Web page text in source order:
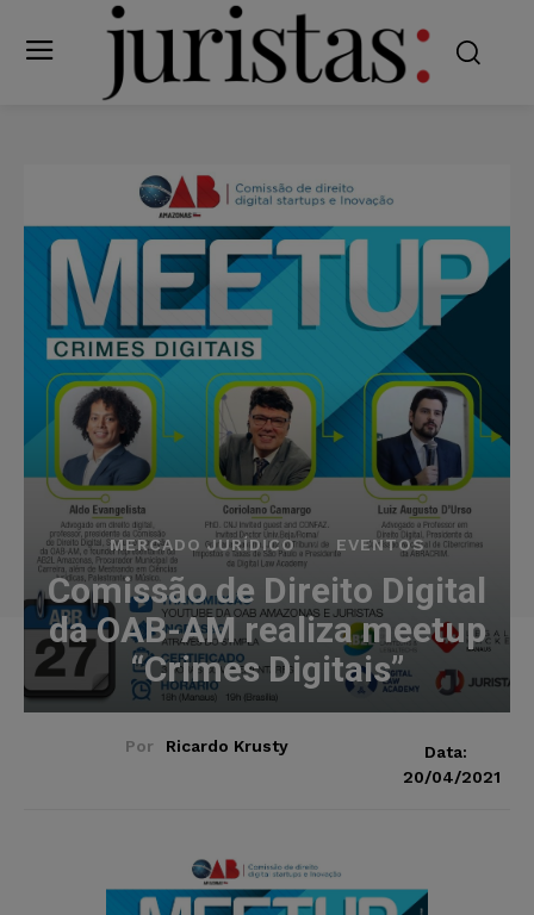
MERCADO JURÍDICO EVENTOS
Comissão de Direito Digital
da OAB-AM realiza meetup
“Crimes Digitais”
Por Ricardo Krusty
Data:
20/04/2021